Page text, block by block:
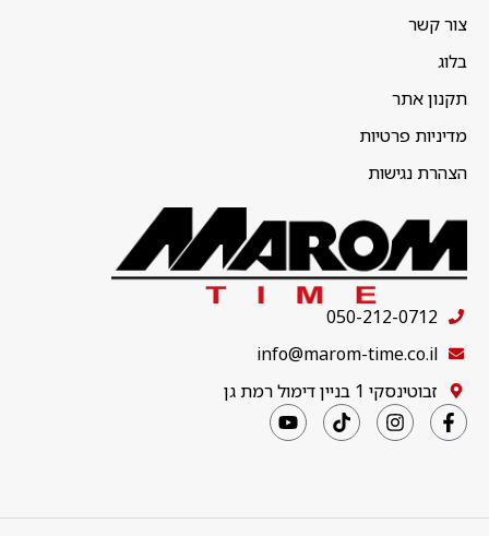
צור קשר
בלוג
תקנון אתר
מדיניות פרטיות
הצהרת נגישות
050-212-0712
info@marom-time.co.il
זבוטינסקי 1 בניין דימול רמת גן